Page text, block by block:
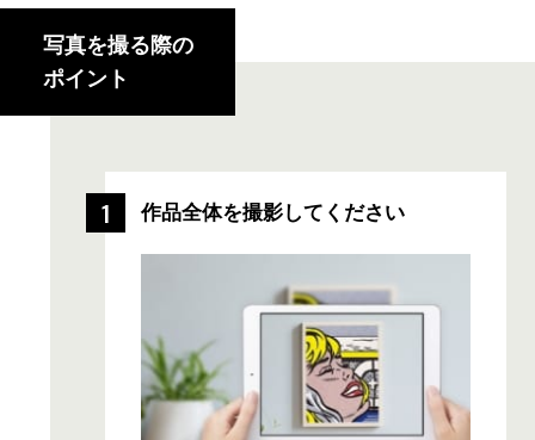
写真を撮る際の
ポイント
作品全体を撮影してください